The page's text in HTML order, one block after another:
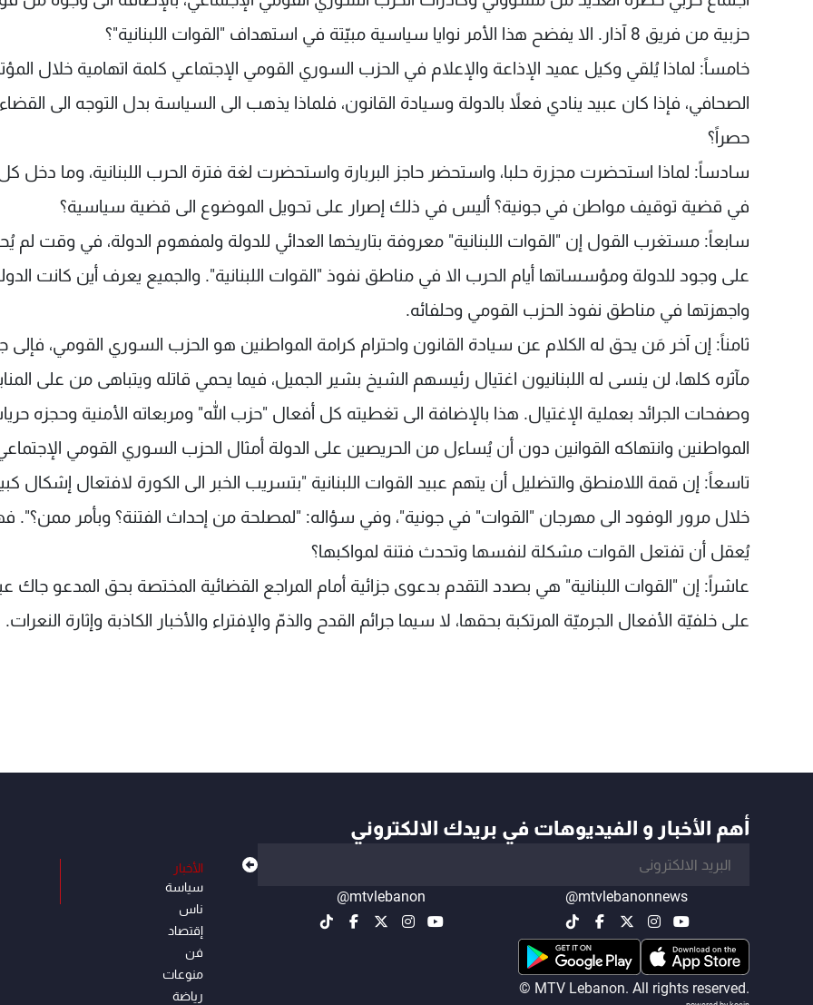
حزبية من فريق 8 آذار. الا يفضح هذا الأمر نوايا سياسية مبيّتة في استهداف "القوات اللبنانية"؟
خامساً: لماذا يُلقي وكيل عميد الإذاعة والإعلام في الحزب السوري القومي الإجتماعي كلمة اتهامية خلال
الصحافي، فإذا كان عبيد ينادي فعلاً بالدولة وسيادة القانون، فلماذا يذهب الى السياسة بدل التوجه الى القضاء
حصراً؟
سادساً: لماذا استحضرت مجزرة حلبا، واستحضر حاجز البربارة واستحضرت لغة فترة الحرب اللبنانية، وما دخل
في قضية توقيف مواطن في جونية؟ أليس في ذلك إصرار على تحويل الموضوع الى قضية سياسية؟
سابعاً: مستغرب القول إن "القوات اللبنانية" معروفة بتاريخها العدائي للدولة ولمفهوم الدولة، في وقت لم
على وجود للدولة ومؤسساتها أيام الحرب الا في مناطق نفوذ "القوات اللبنانية". والجميع يعرف أين كانت
واجهزتها في مناطق نفوذ الحزب القومي وحلفائه.
ثامناً: إن آخر مَن يحق له الكلام عن سيادة القانون واحترام كرامة المواطنين هو الحزب السوري القومي، فإلى
مآثره كلها، لن ينسى له اللبنانيون اغتيال رئيسهم الشيخ بشير الجميل، فيما يحمي قاتله ويتباهى من على
وصفحات الجرائد بعملية الإغتيال. هذا بالإضافة الى تغطيته كل أفعال "حزب الله" ومربعاته الأمنية وحجزه
المواطنين وانتهاكه القوانين دون أن يُساءل من الحريصين على الدولة أمثال الحزب السوري القومي
تاسعاً: إن قمة اللامنطق والتضليل أن يتهم عبيد القوات اللبنانية "بتسريب الخبر الى الكورة لافتعال إشكال
خلال مرور الوفود الى مهرجان "القوات" في جونية"، وفي سؤاله: "لمصلحة من إحداث الفتنة؟ وبأمر ممن؟".
يُعقل أن تفتعل القوات مشكلة لنفسها وتحدث فتنة لمواكبها؟
عاشراً: إن "القوات اللبنانية" هي بصدد التقدم بدعوى جزائية أمام المراجع القضائية المختصة بحق المدعو جاك
على خلفيّة الأفعال الجرميّة المرتكبة بحقها، لا سيما جرائم القدح والذمّ والإفتراء والأخبار الكاذبة وإثارة النعرات.
أهم الأخبار و الفيديوهات في بريدك الالكتروني
@mtvlebanonnews
@mtvlebanon
© MTV Lebanon. All rights reserved.
الأخبار
سياسة
ناس
إقتصاد
فن
منوعات
رياضة